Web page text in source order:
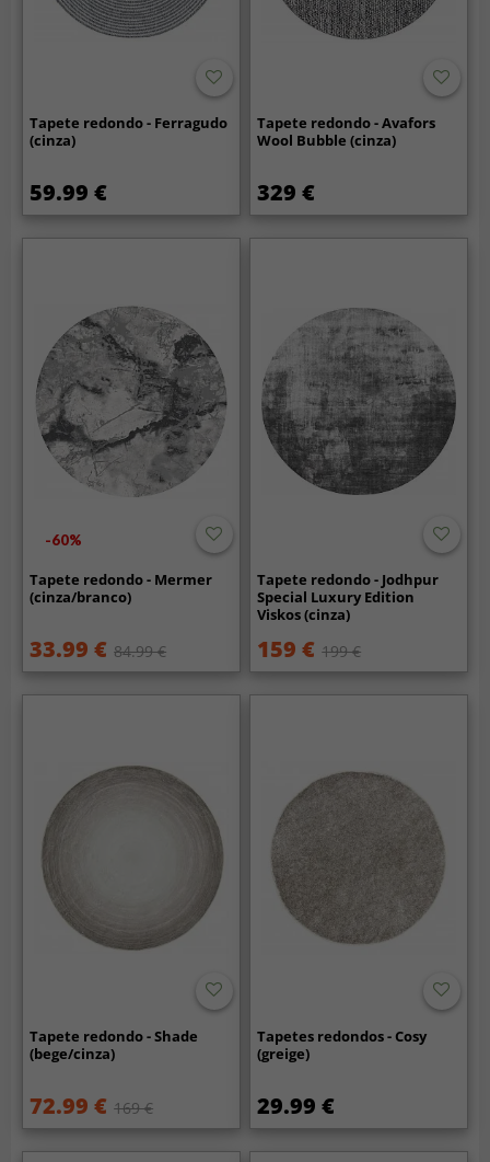
Tapete redondo - Ferragudo
(cinza)
59.99 €
Tapete redondo - Avafors
Wool Bubble (cinza)
329 €
-60%
Tapete redondo - Mermer
(cinza/branco)
33.99 € 84.99 €
Tapete redondo - Jodhpur
Special Luxury Edition
Viskos (cinza)
159 € 199 €
Tapete redondo - Shade
(bege/cinza)
72.99 € 169 €
Tapetes redondos - Cosy
(greige)
29.99 €